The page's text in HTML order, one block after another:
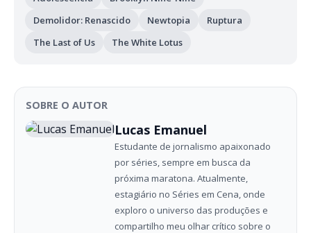
Demolidor: Renascido
Newtopia
Ruptura
The Last of Us
The White Lotus
SOBRE O AUTOR
Lucas Emanuel
Estudante de jornalismo apaixonado
por séries, sempre em busca da
próxima maratona. Atualmente,
estagiário no Séries em Cena, onde
exploro o universo das produções e
compartilho meu olhar crítico sobre o